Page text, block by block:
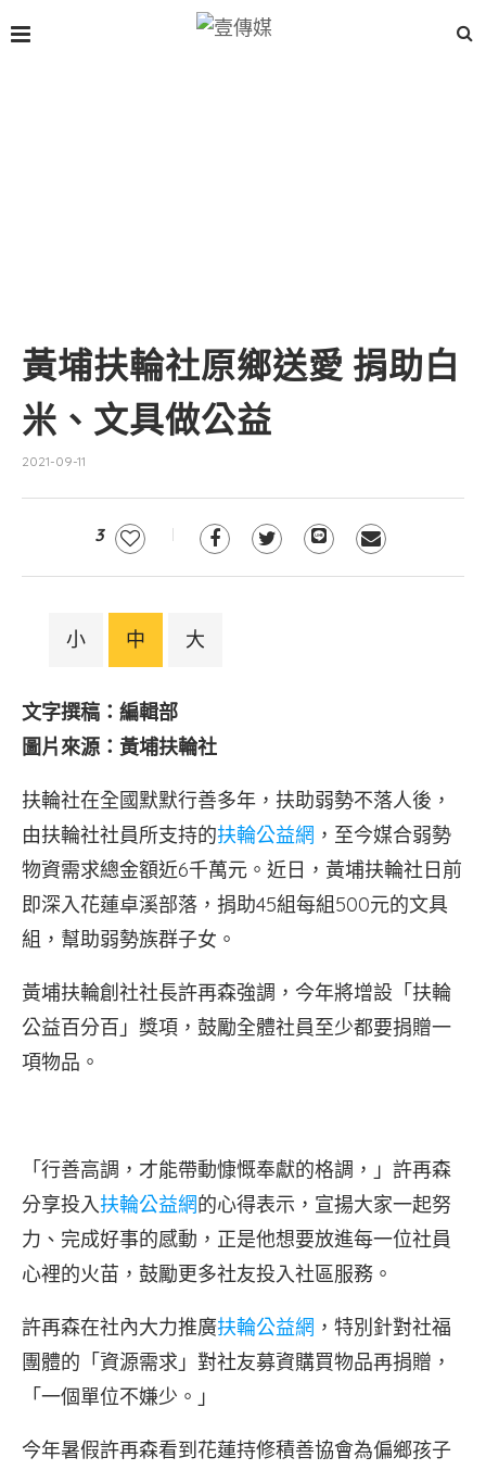
黃埔扶輪社原鄉送愛 捐助白
米、文具做公益
2021-09-11
3
小 中 大
文字撰稿：編輯部
圖片來源：黃埔扶輪社
扶輪社在全國默默行善多年，扶助弱勢不落人後，
由扶輪社社員所支持的扶輪公益網 ，至今媒合弱勢
物資需求總金額近6千萬元。近日，黃埔扶輪社日前
即深入花蓮卓溪部落，捐助45組每組500元的文具
組，幫助弱勢族群子女。
黃埔扶輪創社社長許再森強調，今年將增設「扶輪
公益百分百」獎項，鼓勵全體社員至少都要捐贈一
項物品。
「行善高調，才能帶動慷慨奉獻的格調，」許再森
分享投入扶輪公益網的心得表示，宣揚大家一起努
力、完成好事的感動，正是他想要放進每一位社員
心裡的火苗，鼓勵更多社友投入社區服務。
許再森在社內大力推廣扶輪公益網 ，特別針對社福
團體的「資源需求」對社友募資購買物品再捐贈，
「一個單位不嫌少。」
今年暑假許再森看到花蓮持修積善協會為偏鄉孩子